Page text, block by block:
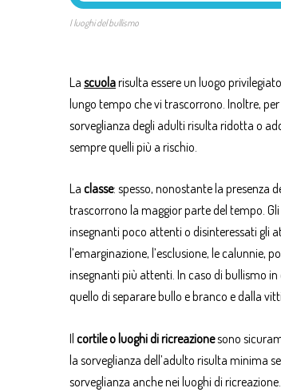
I luoghi del bullismo
La scuolarisulta essere un luogo
lungo tempo che vi trascorrono. Inoltre,
sorveglianza degli adulti risulta ridotta o
sempre quelli più a rischio.
La classe: spesso, nonostante la presenza
trascorrono la maggior parte del tempo. Gli
insegnanti poco attenti o disinteressati gli
l’emarginazione, l’esclusione, le
insegnanti più attenti. In caso di bullismo
quello di separare bullo e branco e dalla
Il cortileo luoghi di ricreazionesono
la sorveglianza dell’adulto risulta minima
sorveglianza anche nei luoghi di ricreazione.